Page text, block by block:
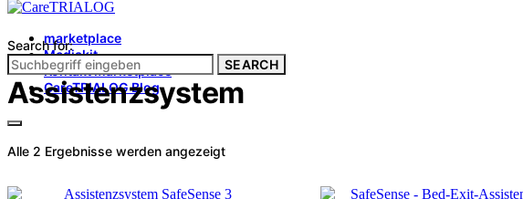
marketplace
Mediakit
Kontakt marketplace
CareTRIALOG Blog
Search for:
SEARCH
Assistenzsystem
Alle 2 Ergebnisse werden angezeigtNach